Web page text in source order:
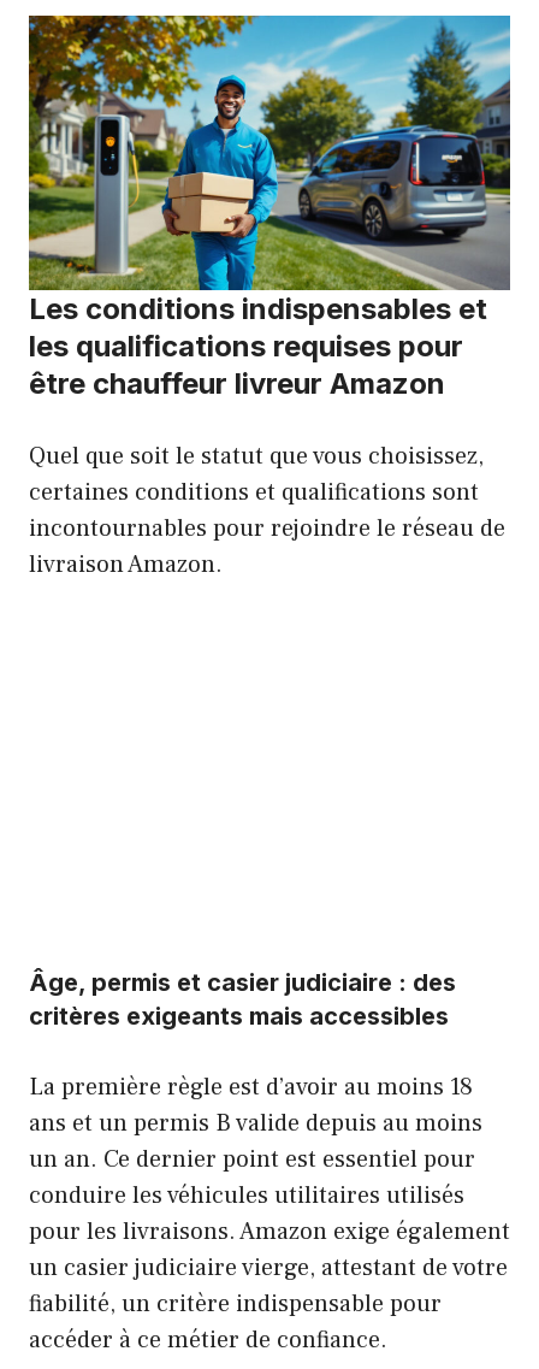
Les conditions indispensables et
les qualifications requises pour
être chauffeur livreur Amazon
Quel que soit le statut que vous choisissez,
certaines conditions et qualifications sont
incontournables pour rejoindre le réseau de
livraison Amazon.
Âge, permis et casier judiciaire : des
critères exigeants mais accessibles
La première règle est d’avoir au moins 18
ans et un permis B valide depuis au moins
un an. Ce dernier point est essentiel pour
conduire les véhicules utilitaires utilisés
pour les livraisons. Amazon exige également
un casier judiciaire vierge, attestant de votre
fiabilité, un critère indispensable pour
accéder à ce métier de confiance.